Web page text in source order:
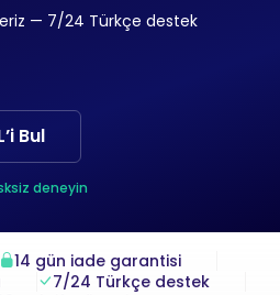
— 7/24 Türkçe destek
Bul
deneyin
14 gün iade garantisi
7/24 Türkçe destek